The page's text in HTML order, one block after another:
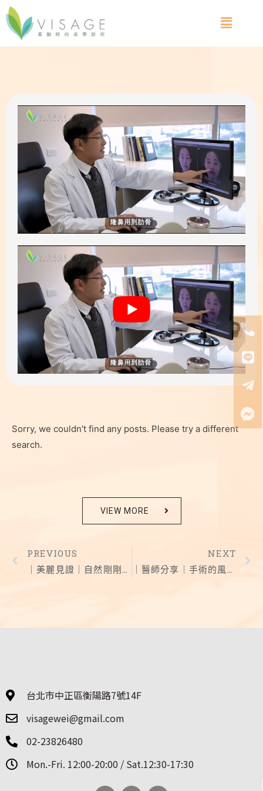
Sorry, we couldn't find any posts. Please try a different
search.
VIEW MORE
PREVIOUS
｜美麗見證｜自然剛剛好的改變
NEXT
｜醫師分享｜手術的風險管理者
台北市中正區衡陽路7號14F
visagewei@gmail.com
02-23826480
Mon.-Fri. 12:00-20:00 / Sat.12:30-17:30